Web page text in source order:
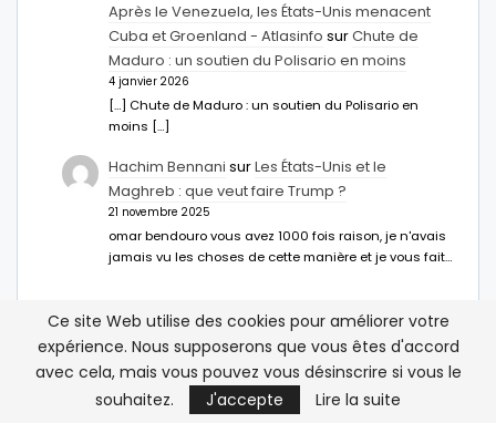
Après le Venezuela, les États-Unis menacent
Cuba et Groenland - Atlasinfo surChute de
Maduro : un soutien du Polisario en moins
4 janvier 2026
[…] Chute de Maduro : un soutien du Polisario en
moins […]
Hachim Bennani surLes États-Unis et le
Maghreb : que veut faire Trump ?
21 novembre 2025
omar bendouro vous avez 1000 fois raison, je n'avais
jamais vu les choses de cette manière et je vous fait…
Ce site Web utilise des cookies pour améliorer votre
expérience. Nous supposerons que vous êtes d'accord
avec cela, mais vous pouvez vous désinscrire si vous le
souhaitez.
J'accepte Lire la suite